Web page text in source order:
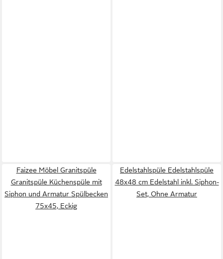
Faizee Möbel Granitspüle
Granitspüle Küchenspüle mit
Siphon und Armatur Spülbecken
75x45, Eckig
Edelstahlspüle Edelstahlspüle
48x48 cm Edelstahl inkl. Siphon-
Set, Ohne Armatur